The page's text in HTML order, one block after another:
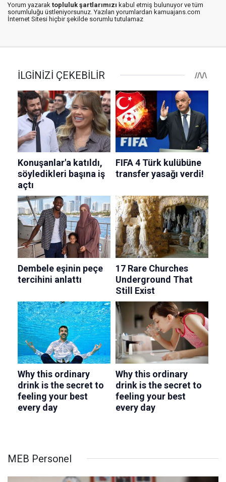
Yorum yazarak topluluk şartlarımızı kabul etmiş bulunuyor ve tüm
sorumluluğu üstleniyorsunuz. Yazılan yorumlardan kamuajans.com
İnternet Sitesi hiçbir şekilde sorumlu tutulamaz
MEB Personel